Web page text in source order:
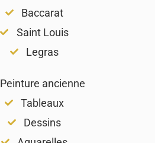
Baccarat
Saint Louis
Legras
Peinture ancienne
Tableaux
Dessins